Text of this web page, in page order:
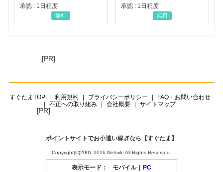
承認 : 1日程度
無料
承認 : 1日程度
無料
[PR]
すぐたまTOP 利用規約 プライバシーポリシー
FAQ・お問い合わせ
不正への取り組み
会社概要 サイトマップ
[PR]
ポイントサイトでお小遣い稼ぎなら【すぐたま】
Copyright(C)2001-2026 Netmile All Rights Reserved.
表示モード： モバイル | PC